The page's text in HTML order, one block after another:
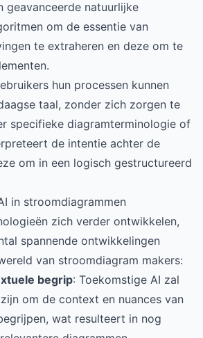
geavanceerde natuurlijke
om de essentie van
te extraheren en deze om te
hun processen kunnen
taal, zonder zich zorgen te
specifieke diagramterminologie of
de intentie achter de
om in een logisch gestructureerd
in stroomdiagrammen
zich verder ontwikkelen,
spannende ontwikkelingen
van stroomdiagram makers:
begrip: Toekomstige AI zal
om de context en nuances van
wat resulteert in nog